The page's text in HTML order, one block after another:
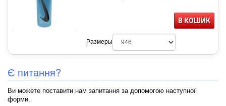
В КОШИК
Размеры
Є питання?
Ви можете поставити нам запитання за допомогою наступної
форми.